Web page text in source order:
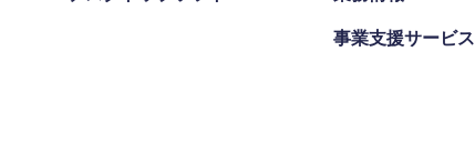
事業支援サービス